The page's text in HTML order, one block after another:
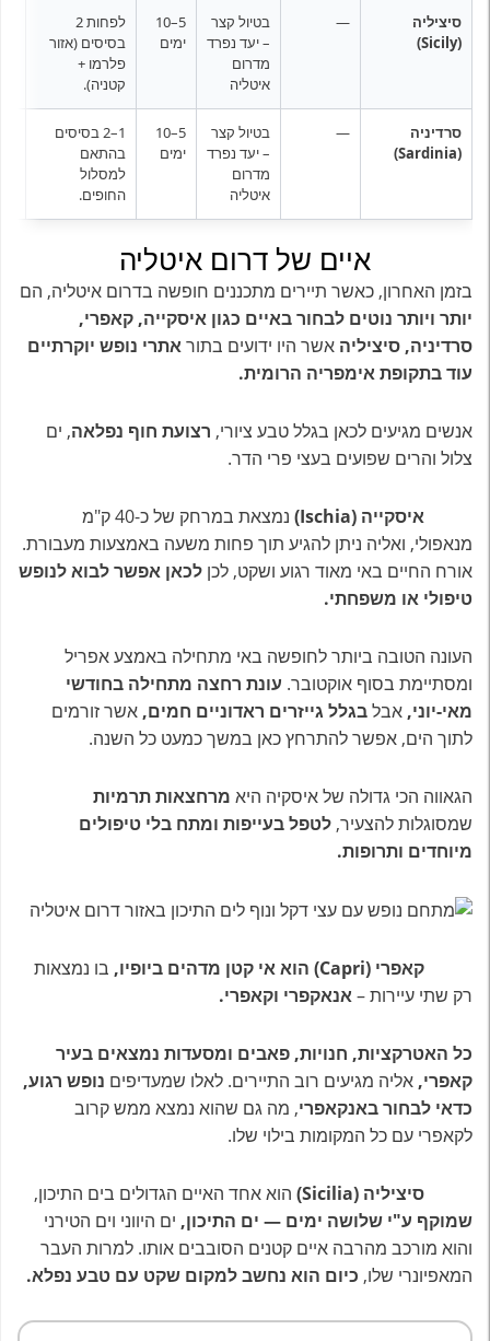
סיציליה
(Sicily)
—
בטיול קצר
– יעד נפרד
מדרום
איטליה
5–10
ימים
לפחות 2
בסיסים (אזור
פלרמו +
קטניה).
סרדיניה
(Sardinia)
—
בטיול קצר
– יעד נפרד
מדרום
איטליה
5–10
ימים
1–2 בסיסים
בהתאם
למסלול
החופים.
איים של דרום איטליה
בזמן האחרון, כאשר תיירים מתכננים חופשה בדרום איטליה, הם
יותר ויותר נוטים לבחור באיים כגון איסקייה, קאפרי,
סרדיניה, סיציליה אשר היו ידועים בתוראתרי נופש יוקרתיים
עוד בתקופת אימפריה הרומית.
אנשים מגיעים לכאן בגלל טבע ציורי, רצועת חוף נפלאה, ים
צלול והרים שפועים בעצי פרי הדר.
איסקייה (Ischia)
נמצאת במרחק של כ-40 ק"מ
מנאפולי, ואליה ניתן להגיע תוך פחות משעה באמצעות מעבורת.
אורח החיים באי מאוד רגוע ושקט, לכן לכאן אפשר לבוא לנופש
טיפולי או משפחתי.
העונה הטובה ביותר לחופשה באי מתחילה באמצע אפריל
ומסתיימת בסוף אוקטובר. עונת רחצה מתחילה בחודשי
מאי-יוני, אבלבגלל גייזרים ראדוניים חמים, אשר זורמים
לתוך הים, אפשר להתרחץ כאן במשך כמעט כל השנה.
הגאווה הכי גדולה של איסקיה היא מרחצאות תרמיות
שמסוגלות להצעיר, לטפל בעייפות ומתח בלי טיפולים
מיוחדים ותרופות.
קאפרי (Capri) הוא אי קטן מדהים ביופיו,
בו נמצאות
רק שתי עיירות –אנאקפרי וקאפרי.
כל האטרקציות, חנויות, פאבים ומסעדות נמצאים בעיר
קאפרי, אליה מגיעים רוב התיירים. לאלו שמעדיפים נופש רגוע,
כדאי לבחור באנקאפרי, מה גם שהוא נמצא ממש קרוב
לקאפרי עם כל המקומות בילוי שלו.
סיציליה (Sicilia)
הוא אחד האיים הגדולים בים התיכון,
שמוקף ע"י שלושה ימים — ים התיכון, ים היווני וים הטירני
והוא מורכב מהרבה איים קטנים הסובבים אותו. למרות העבר
המאפיונרי שלו, כיום הוא נחשב למקום שקט עם טבע נפלא.